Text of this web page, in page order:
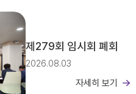
제279회 임시회 폐회
2026.08.03
자세히 보기